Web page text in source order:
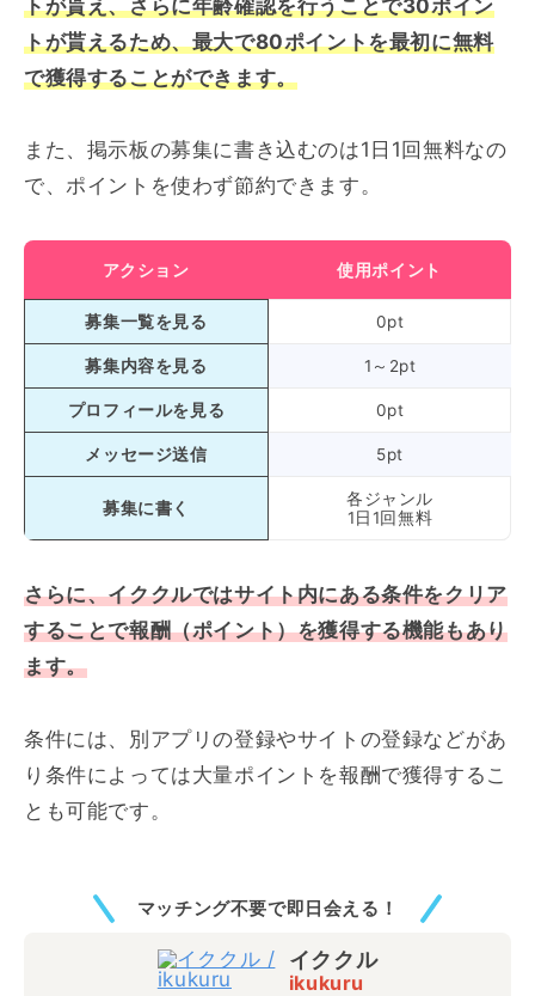
トが貰え、さらに年齢確認を行うことで30ポイン
トが貰えるため、最大で80ポイントを最初に無料
で獲得することができます。
また、掲示板の募集に書き込むのは1日1回無料なの
で、ポイントを使わず節約できます。
アクション 使用ポイント
募集一覧を見る 0pt
募集内容を見る 1～2pt
プロフィールを見る 0pt
メッセージ送信 5pt
募集に書く
各ジャンル
1日1回無料
さらに、イククルではサイト内にある条件をクリア
することで報酬（ポイント）を獲得する機能もあり
ます。
条件には、別アプリの登録やサイトの登録などがあ
り条件によっては大量ポイントを報酬で獲得するこ
とも可能です。
マッチング不要で即日会える！
イククル
ikukuru